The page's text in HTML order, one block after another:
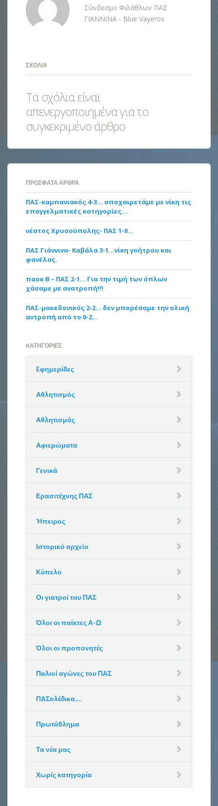
Σύνδεσμο Φιλάθλων ΠΑΣ
ΓΙΑΝΝΙΝΑ - Blue Vayeros
ΣΧΌΛΙΑ
Τα σχόλια είναι
απενεργοποιημένα για το
συγκεκριμένο άρθρο
ΠΡΌΣΦΑΤΑ ΆΡΘΡΑ
ΠΑΣ-καμπανιακός 4-3… αποχαιρετάμε με νίκη τις
επαγγελματικές κατηγορίες…
νέστος Χρυσούπολης- ΠΑΣ 1-0…
ΠΑΣ Γιάννινα- Καβάλα 3-1…νίκη γοήτρου και
φανέλας.
παοκ Β – ΠΑΣ 2-1… Για την τιμή των όπλων
χάσαμε με ανατροπή!!!
ΠΑΣ-μακεδονικός 2-2… δεν μπορέσαμε την ολική
αντροπή από το 0-2…
KΑΤΗΓΟΡΊΕΣ
Eφημερίδες
Αθλητισμός
Αθλητισμός
Αφιερώματα
Γενικά
Ερασιτέχνης ΠΑΣ
Ήπειρος
Ιστορικό αρχείο
Κύπελο
Οι γιατροί του ΠΑΣ
Όλοι οι παίκτες Α-Ω
Όλοι οι προπονητές
Παλιοί αγώνες του ΠΑΣ
ΠΑΣολέδικα….
Πρωτάθλημα
Τα νέα μας
Χωρίς κατηγορία